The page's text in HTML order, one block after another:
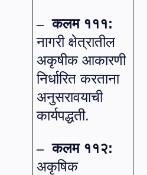
– कलम १११:
नागरी क्षेत्रातील
अकृषीक आकारणी
निर्धारित करताना
अनुसरावयाची
कार्यपद्धती.
– कलम ११२:
अकृषिक